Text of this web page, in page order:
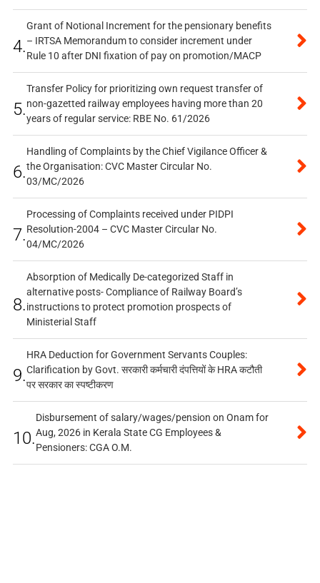
4.
Grant of Notional Increment for the pensionary benefits
– IRTSA Memorandum to consider increment under
Rule 10 after DNI fixation of pay on promotion/MACP
5.
Transfer Policy for prioritizing own request transfer of
non-gazetted railway employees having more than 20
years of regular service: RBE No. 61/2026
6.
Handling of Complaints by the Chief Vigilance Officer &
the Organisation: CVC Master Circular No.
03/MC/2026
7.
Processing of Complaints received under PIDPI
Resolution-2004 – CVC Master Circular No.
04/MC/2026
8.
Absorption of Medically De-categorized Staff in
alternative posts- Compliance of Railway Board’s
instructions to protect promotion prospects of
Ministerial Staff
9.
HRA Deduction for Government Servants Couples:
Clarification by Govt. सरकारी कर्मचारी दंपत्तियों के HRA कटौती
पर सरकार का स्पष्टीकरण
10.
Disbursement of salary/wages/pension on Onam for
Aug, 2026 in Kerala State CG Employees &
Pensioners: CGA O.M.